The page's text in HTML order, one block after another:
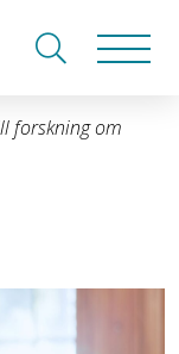
forskning om